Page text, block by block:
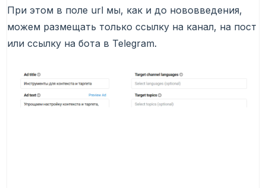
При этом в поле url мы, как и до нововведения,
можем размещать только ссылку на канал, на пост
или ссылку на бота в Telegram.